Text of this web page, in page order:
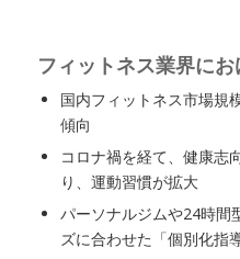
フィットネス業界に
国内フィットネス市場規
傾向
コロナ禍を経て、健康志
り、運動習慣が拡大
パーソナルジムや24時間
ズに合わせた「個別化指